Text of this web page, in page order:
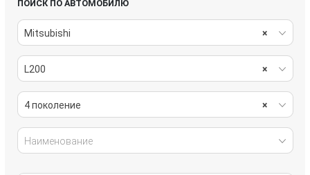
ПОИСК ПО АВТОМОБИЛЮ
×
Mitsubishi
×
L200
×
4 поколение
Наименование